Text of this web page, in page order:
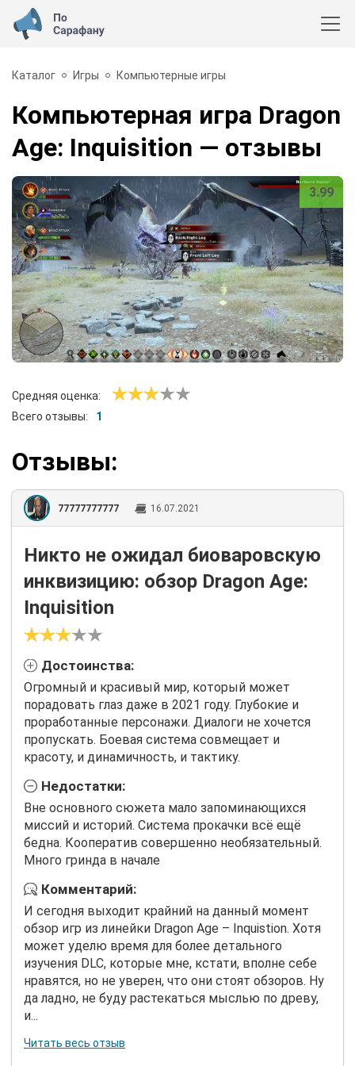
Каталог Игры Компьютерные игры
Компьютерная игра Dragon
Age: Inquisition — отзывы
3.99
Средняя оценка:
Всего отзывы:
1
Отзывы:
77777777777 16.07.2021
Никто не ожидал биоваровскую
инквизицию: обзор Dragon Age:
Inquisition
Достоинства:
Огромный и красивый мир, который может
порадовать глаз даже в 2021 году. Глубокие и
проработанные персонажи. Диалоги не хочется
пропускать. Боевая система совмещает и
красоту, и динамичность, и тактику.
Недостатки:
Вне основного сюжета мало запоминающихся
миссий и историй. Система прокачки всё ещё
бедна. Кооператив совершенно необязательный.
Много гринда в начале
Комментарий:
И сегодня выходит крайний на данный момент
обзор игр из линейки Dragon Age – Inquistion. Хотя
может уделю время для более детального
изучения DLC, которые мне, кстати, вполне себе
нравятся, но не уверен, что они стоят обзоров. Ну
да ладно, не буду растекаться мыслью по древу,
и...
Читать весь отзыв